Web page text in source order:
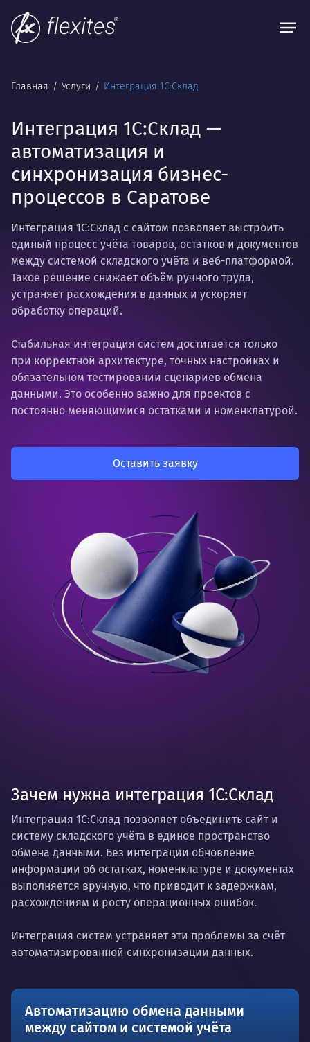
Главная Услуги Интеграция 1С:Склад
Интеграция 1С:Склад —
автоматизация и
синхронизация бизнес-
процессов в Саратове
Интеграция 1С:Склад с сайтом позволяет выстроить
единый процесс учёта товаров, остатков и документов
между системой складского учёта и веб-платформой.
Такое решение снижает объём ручного труда,
устраняет расхождения в данных и ускоряет
обработку операций.
Стабильная интеграция систем достигается только
при корректной архитектуре, точных настройках и
обязательном тестировании сценариев обмена
данными. Это особенно важно для проектов с
постоянно меняющимися остатками и номенклатурой.
Оставить заявку
Зачем нужна интеграция 1С:Склад
Интеграция 1С:Склад позволяет объединить сайт и
систему складского учёта в единое пространство
обмена данными. Без интеграции обновление
информации об остатках, номенклатуре и документах
выполняется вручную, что приводит к задержкам,
расхождениям и росту операционных ошибок.
Интеграция систем устраняет эти проблемы за счёт
автоматизированной синхронизации данных.
Автоматизацию обмена данными
между сайтом и системой учёта